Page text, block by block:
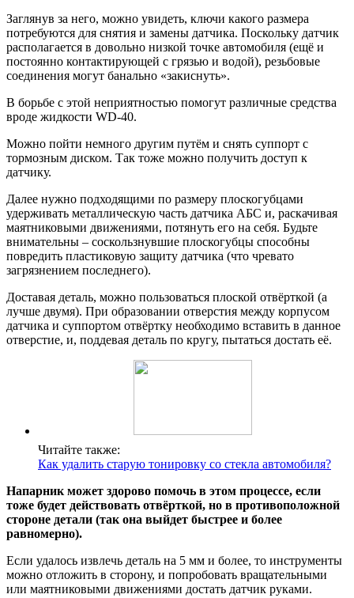
Заглянув за него, можно увидеть, ключи какого размера
потребуются для снятия и замены датчика. Поскольку датчик
располагается в довольно низкой точке автомобиля (ещё и
постоянно контактирующей с грязью и водой), резьбовые
соединения могут банально «закиснуть».
В борьбе с этой неприятностью помогут различные средства
вроде жидкости WD-40.
Можно пойти немного другим путём и снять суппорт с
тормозным диском. Так тоже можно получить доступ к
датчику.
Далее нужно подходящими по размеру плоскогубцами
удерживать металлическую часть датчика АБС и, раскачивая
маятниковыми движениями, потянуть его на себя. Будьте
внимательны – соскользнувшие плоскогубцы способны
повредить пластиковую защиту датчика (что чревато
загрязнением последнего).
Доставая деталь, можно пользоваться плоской отвёрткой (а
лучше двумя). При образовании отверстия между корпусом
датчика и суппортом отвёртку необходимо вставить в данное
отверстие, и, поддевая деталь по кругу, пытаться достать её.
Читайте также:
Как удалить старую тонировку со стекла автомобиля?
Напарник может здорово помочь в этом процессе, если
тоже будет действовать отвёрткой, но в противоположной
стороне детали (так она выйдет быстрее и более
равномерно).
Если удалось извлечь деталь на 5 мм и более, то инструменты
можно отложить в сторону, и попробовать вращательными
или маятниковыми движениями достать датчик руками.